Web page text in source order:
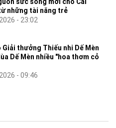
những tài năng trẻ
- 23:02
Giải thưởng Thiếu nhi Dế Mèn
Dế Mèn nhiều "hoa thơm cỏ
- 09:46